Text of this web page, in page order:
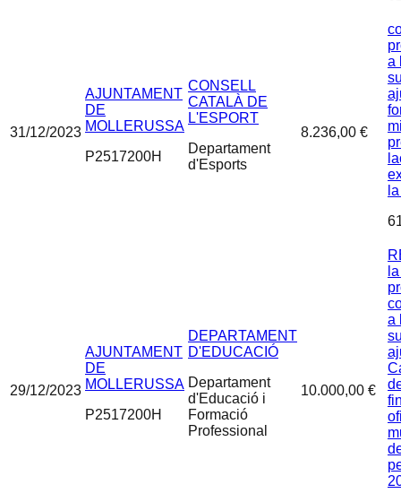
31/12/2023
AJUNTAMENT
DE
MOLLERUSSA
P2517200H
CONSELL
CATALÀ DE
L'ESPORT
Departament
d'Esports
8.236,00 €
a
29/12/2023
AJUNTAMENT
DE
MOLLERUSSA
P2517200H
DEPARTAMENT
D'EDUCACIÓ
Departament
d'Educació i
Formació
Professional
10.000,00 €
a